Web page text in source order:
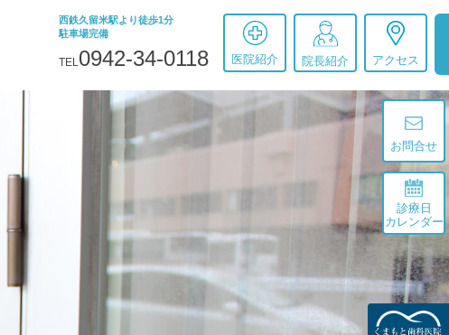
西鉄久留米駅より徒歩1分
駐車場完備
TEL0942-34-0118 医院紹介 院長紹介 アクセス
お問合せ
診療日
カレンダー